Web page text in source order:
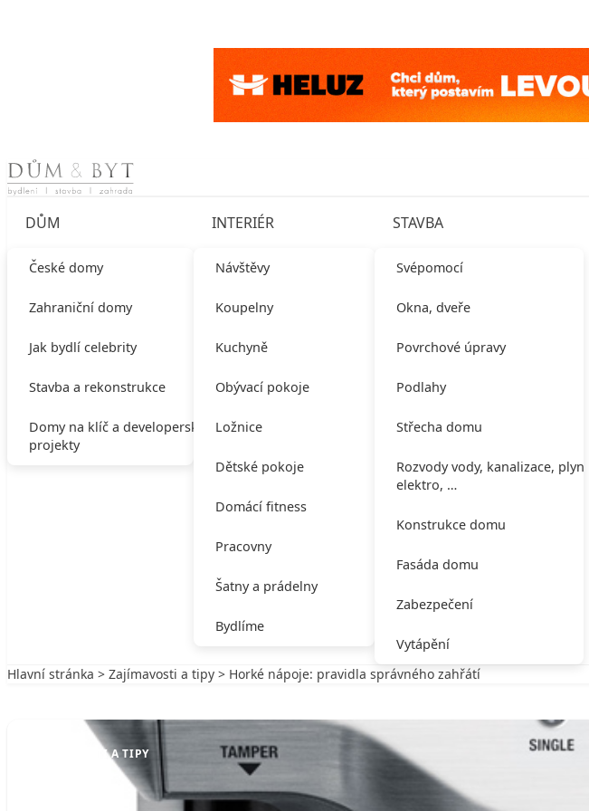
Skip to content
DŮM
České domy
Zahraniční domy
Jak bydlí celebrity
Stavba a rekonstrukce
Domy na klíč a developerské
projekty
INTERIÉR
Návštěvy
Koupelny
Kuchyně
Obývací pokoje
Ložnice
Dětské pokoje
Domácí fitness
Pracovny
Šatny a prádelny
Bydlíme
STAVBA
Svépomocí
Okna, dveře
Povrchové úpravy
Podlahy
Střecha domu
Rozvody vody, kanalizace, plynu,
elektro, …
Konstrukce domu
Fasáda domu
Zabezpečení
Vytápění
Hlavní stránka > Zajímavosti a tipy > Horké nápoje: pravidla správného zahřátí
ZAJÍMAVOSTI A TIPY